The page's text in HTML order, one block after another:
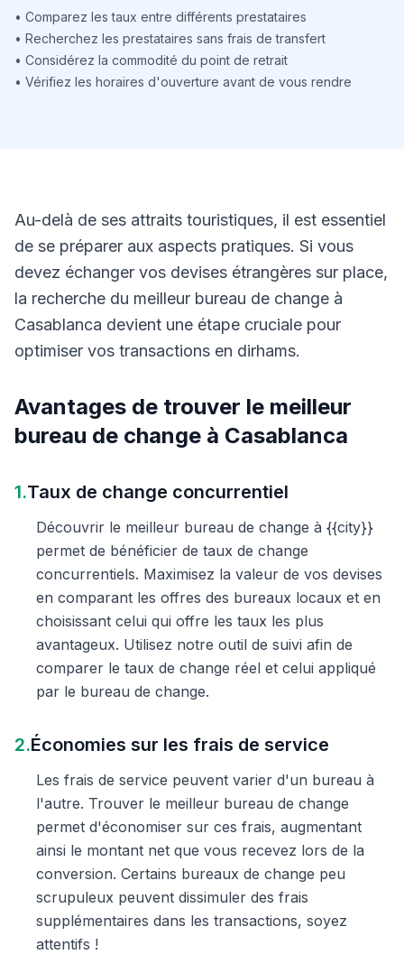
• Comparez les taux entre différents prestataires
• Recherchez les prestataires sans frais de transfert
• Considérez la commodité du point de retrait
• Vérifiez les horaires d'ouverture avant de vous rendre
Au-delà de ses attraits touristiques, il est essentiel
de se préparer aux aspects pratiques. Si vous
devez échanger vos devises étrangères sur place,
la recherche du meilleur bureau de change à
Casablanca devient une étape cruciale pour
optimiser vos transactions en dirhams.
Avantages de trouver le meilleur
bureau de change à Casablanca
1.Taux de change concurrentiel
Découvrir le meilleur bureau de change à {{city}}
permet de bénéficier de taux de change
concurrentiels. Maximisez la valeur de vos devises
en comparant les offres des bureaux locaux et en
choisissant celui qui offre les taux les plus
avantageux. Utilisez notre outil de suivi afin de
comparer le taux de change réel et celui appliqué
par le bureau de change.
2.Économies sur les frais de service
Les frais de service peuvent varier d'un bureau à
l'autre. Trouver le meilleur bureau de change
permet d'économiser sur ces frais, augmentant
ainsi le montant net que vous recevez lors de la
conversion. Certains bureaux de change peu
scrupuleux peuvent dissimuler des frais
supplémentaires dans les transactions, soyez
attentifs !